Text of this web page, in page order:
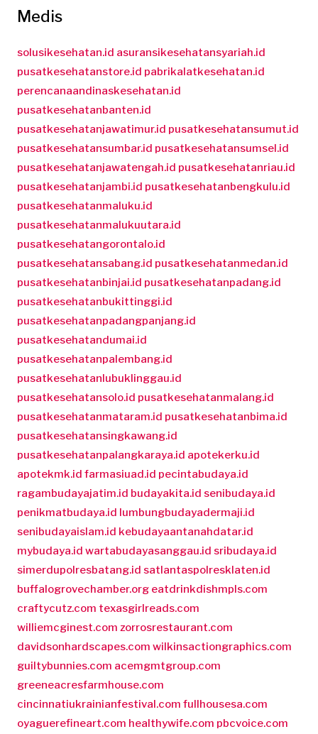
Medis
solusikesehatan.id asuransikesehatansyariah.id
pusatkesehatanstore.id pabrikalatkesehatan.id
perencanaandinaskesehatan.id
pusatkesehatanbanten.id
pusatkesehatanjawatimur.id pusatkesehatansumut.id
pusatkesehatansumbar.id pusatkesehatansumsel.id
pusatkesehatanjawatengah.id pusatkesehatanriau.id
pusatkesehatanjambi.id pusatkesehatanbengkulu.id
pusatkesehatanmaluku.id
pusatkesehatanmalukuutara.id
pusatkesehatangorontalo.id
pusatkesehatansabang.id pusatkesehatanmedan.id
pusatkesehatanbinjai.id pusatkesehatanpadang.id
pusatkesehatanbukittinggi.id
pusatkesehatanpadangpanjang.id
pusatkesehatandumai.id
pusatkesehatanpalembang.id
pusatkesehatanlubuklinggau.id
pusatkesehatansolo.id pusatkesehatanmalang.id
pusatkesehatanmataram.id pusatkesehatanbima.id
pusatkesehatansingkawang.id
pusatkesehatanpalangkaraya.id apotekerku.id
apotekmk.id farmasiuad.id pecintabudaya.id
ragambudayajatim.id budayakita.id senibudaya.id
penikmatbudaya.id lumbungbudayadermaji.id
senibudayaislam.id kebudayaantanahdatar.id
mybudaya.id wartabudayasanggau.id sribudaya.id
simerdupolresbatang.id satlantaspolresklaten.id
buffalogrovechamber.org eatdrinkdishmpls.com
craftycutz.com texasgirlreads.com
williemcginest.com zorrosrestaurant.com
davidsonhardscapes.com wilkinsactiongraphics.com
guiltybunnies.com acemgmtgroup.com
greeneacresfarmhouse.com
cincinnatiukrainianfestival.com fullhousesa.com
oyaguerefineart.com healthywife.com pbcvoice.com